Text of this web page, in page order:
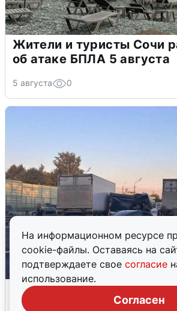
На информационном ресурсе
cookie-файлы. Оставаясь на
подтверждаете свое согласие
использование.
Согласен
Жители и туристы Сочи
об атаке БПЛА 5 августа
5 августа 0
Пять машин столкнулись
Дмитровском шоссе в